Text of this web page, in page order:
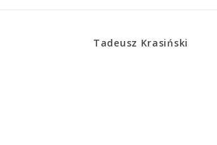
Tadeusz Krasiński